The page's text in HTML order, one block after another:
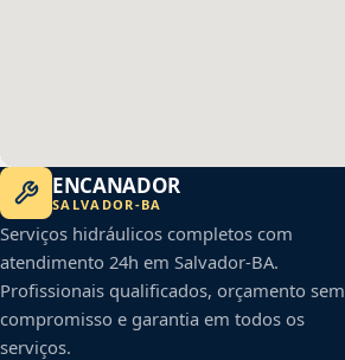
ENCANADOR
SALVADOR-BA
Serviços hidráulicos completos com
atendimento 24h em Salvador-BA.
Profissionais qualificados, orçamento sem
compromisso e garantia em todos os
serviços.